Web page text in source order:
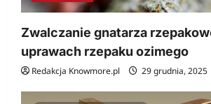
Zwalczanie gnatarza
uprawach rzepaku ozimego
Redakcja Knowmore.pl 29 grudnia, 2025